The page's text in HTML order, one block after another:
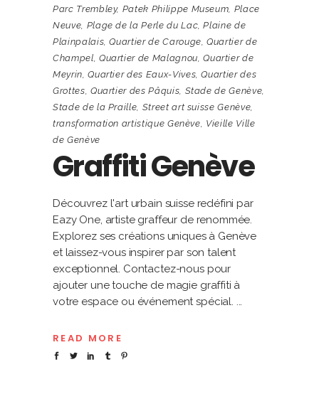
Parc Trembley, Patek Philippe Museum, Place
Neuve, Plage de la Perle du Lac,Plaine de
Plainpalais,Quartier de Carouge,Quartier de
Champel, Quartier de Malagnou,Quartier de
Meyrin,Quartier des Eaux-Vives,Quartier des
Grottes, Quartier des Pâquis, Stade de Genève,
Stade de la Praille, Street art suisse Genève,
transformation artistique Genève, Vieille Ville
de Genève
Graffiti Genève
Découvrez l'art urbain suisse redéfini par
Eazy One, artiste graffeur de renommée.
Explorez ses créations uniques à Genève
et laissez-vous inspirer par son talent
exceptionnel. Contactez-nous pour
ajouter une touche de magie graffiti à
votre espace ou événement spécial.
READ MORE